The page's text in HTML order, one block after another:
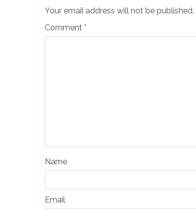
Your email address will not be published.
Comment *
Name
Email